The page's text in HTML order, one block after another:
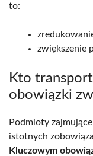
to:
zwiększenie
Kto
obowiązki
Podmioty
istotnych
Kluczowym